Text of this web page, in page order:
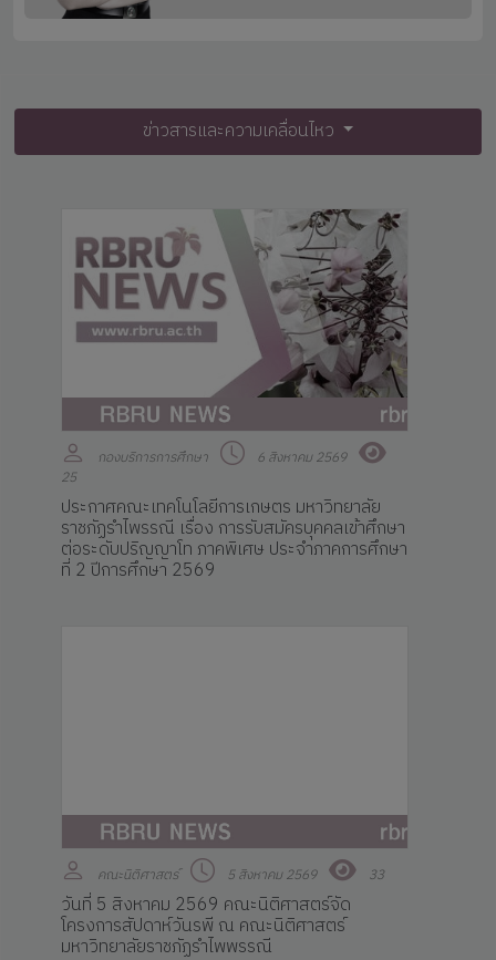
ข่าวสารและความเคลื่อนไหว
กองบริการการศึกษา
6 สิงหาคม 2569
25
ประกาศคณะเทคโนโลยีการเกษตร มหาวิทยาลัย
ราชภัฏรำไพรรณี เรื่อง การรับสมัครบุคคลเข้าศึกษา
ต่อระดับปริญญาโท ภาคพิเศษ ประจำภาคการศึกษา
ที่ 2 ปีการศึกษา 2569
คณะนิติศาสตร์ 5 สิงหาคม 2569 33
วันที่ 5 สิงหาคม 2569 คณะนิติศาสตร์จัด
โครงการสัปดาห์วันรพี ณ คณะนิติศาสตร์
มหาวิทยาลัยราชภัฏรำไพพรรณี